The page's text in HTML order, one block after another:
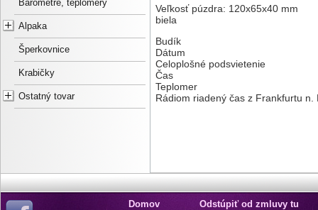
Barometre, teplomery
Alpaka
Šperkovnice
Krabičky
Ostatný tovar
Veľkosť púzdra: 120x65x40 mm
biela
Budík
Dátum
Celoplošné podsvietenie
Čas
Teplomer
Rádiom riadený čas z Frankfurtu n.
Domov
Odstúpiť od zmluvy tu